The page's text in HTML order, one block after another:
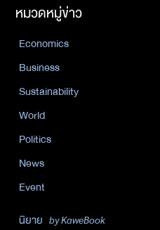
หมวดหมู่ข่าว
Economics
Business
Sustainability
World
Politics
News
Event
นิยาย by KaweBook